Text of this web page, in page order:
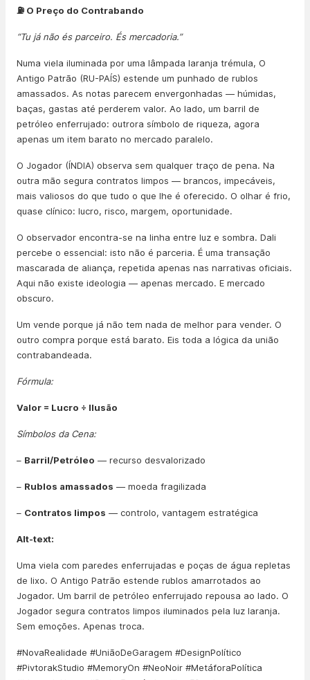
⛽ O Preço do Contrabando
“Tu já não és parceiro. És mercadoria.”
Numa viela iluminada por uma lâmpada laranja trémula, O
Antigo Patrão (RU-PAÍS) estende um punhado de rublos
amassados. As notas parecem envergonhadas — húmidas,
baças, gastas até perderem valor. Ao lado, um barril de
petróleo enferrujado: outrora símbolo de riqueza, agora
apenas um item barato no mercado paralelo.
O Jogador (ÍNDIA) observa sem qualquer traço de pena. Na
outra mão segura contratos limpos — brancos, impecáveis,
mais valiosos do que tudo o que lhe é oferecido. O olhar é frio,
quase clínico: lucro, risco, margem, oportunidade.
O observador encontra-se na linha entre luz e sombra. Dali
percebe o essencial: isto não é parceria. É uma transação
mascarada de aliança, repetida apenas nas narrativas oficiais.
Aqui não existe ideologia — apenas mercado. E mercado
obscuro.
Um vende porque já não tem nada de melhor para vender. O
outro compra porque está barato. Eis toda a lógica da união
contrabandeada.
Fórmula:
Valor = Lucro ÷ Ilusão
Símbolos da Cena:
– Barril/Petróleo — recurso desvalorizado
– Rublos amassados — moeda fragilizada
– Contratos limpos — controlo, vantagem estratégica
Alt-text:
Uma viela com paredes enferrujadas e poças de água repletas
de lixo. O Antigo Patrão estende rublos amarrotados ao
Jogador. Um barril de petróleo enferrujado repousa ao lado. O
Jogador segura contratos limpos iluminados pela luz laranja.
Sem emoções. Apenas troca.
#NovaRealidade #UniãoDeGaragem #DesignPolítico
#PivtorakStudio #MemoryOn #NeoNoir #MetáforaPolítica